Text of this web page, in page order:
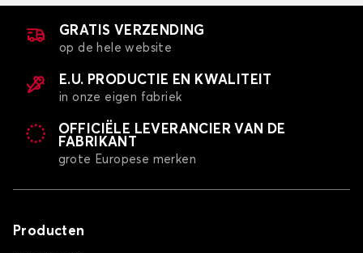
GRATIS VERZENDING
op de hele website
E.U. PRODUCTIE EN KWALITEIT
in onze eigen fabriek
OFFICIËLE LEVERANCIER VAN DE
FABRIKANT
grote Europese merken
Producten